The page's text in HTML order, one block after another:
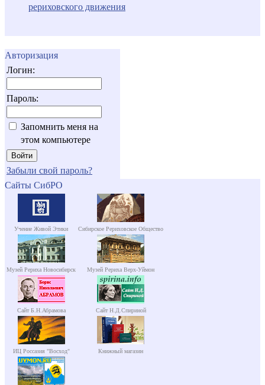
рериховского движения
Авторизация
Логин:
Пароль:
Запомнить меня на
этом компьютере
Забыли свой пароль?
Сайты СибРО
Учение Живой Этики Сибирское Рериховское Общество
Музей Рериха Новосибирск Музей Рериха Верх-Уймон
Сайт Б.Н.Абрамова Сайт Н.Д.Спириной
ИЦ Россазия "Восход" Книжный магазин